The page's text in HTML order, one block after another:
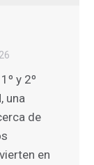
y 2º
una
de
en